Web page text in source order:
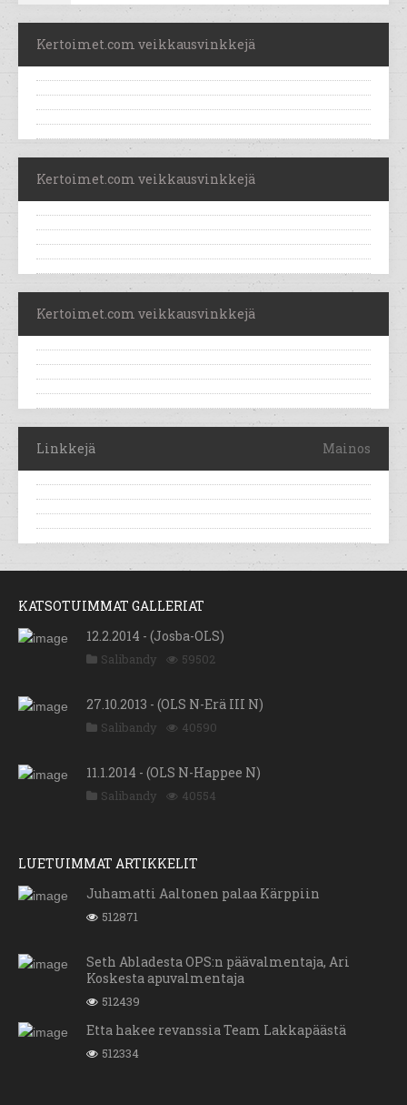
Kertoimet.com veikkausvinkkejä
Kertoimet.com veikkausvinkkejä
Kertoimet.com veikkausvinkkejä
Linkkejä Mainos
KATSOTUIMMAT GALLERIAT
12.2.2014 - (Josba-OLS)
Salibandy 59502
27.10.2013 - (OLS N-Erä III N)
Salibandy 40590
11.1.2014 - (OLS N-Happee N)
Salibandy 40554
LUETUIMMAT ARTIKKELIT
Juhamatti Aaltonen palaa Kärppiin
512871
Seth Abladesta OPS:n päävalmentaja, Ari
Koskesta apuvalmentaja
512439
Etta hakee revanssia Team Lakkapäästä
512334